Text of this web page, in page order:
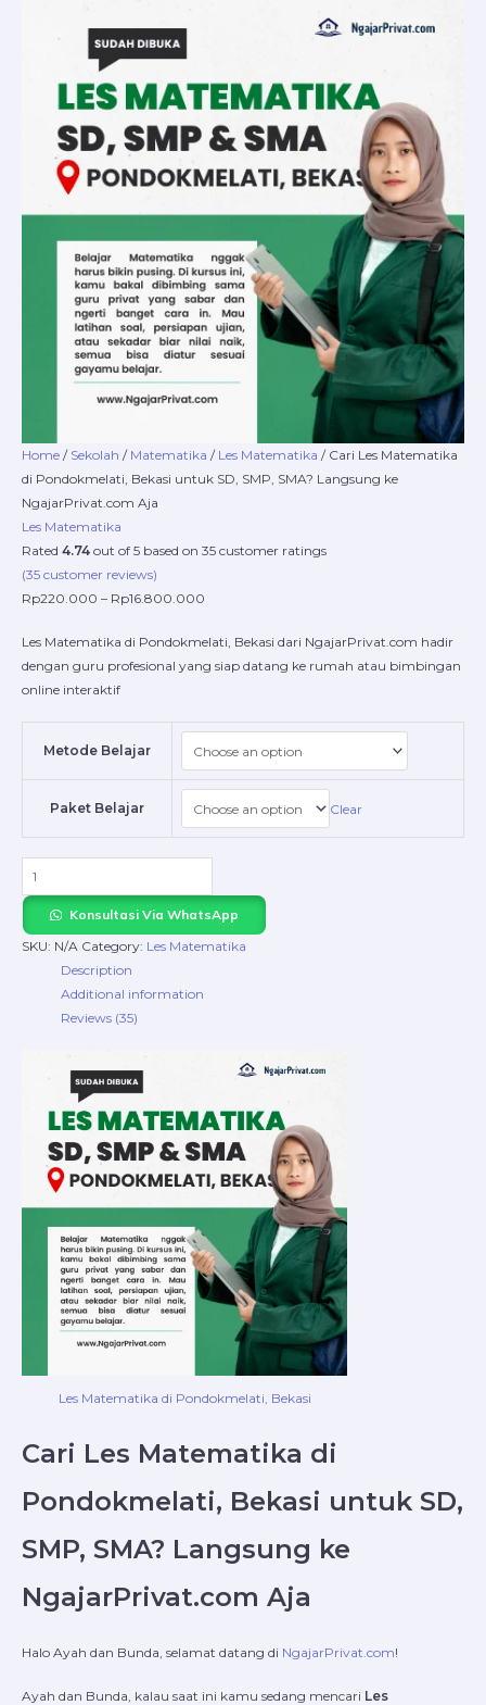
Home / Sekolah / Matematika / Les Matematika / Cari Les Matematika
di Pondokmelati, Bekasi untuk SD, SMP, SMA? Langsung ke
NgajarPrivat.com Aja
Les Matematika
Rated 4.74 out of 5 based on 35 customer ratings
(35 customer reviews)
Rp220.000 – Rp16.800.000
through
Rp16.800.000
Les Matematika di Pondokmelati, Bekasi dari NgajarPrivat.com hadir
dengan guru profesional yang siap datang ke rumah atau bimbingan
online interaktif
Metode Belajar
Paket Belajar Clear
Matematika
Pondokmelati,
Bekasi
untuk
Langsung
NgajarPrivat.com
quantity
Konsultasi Via WhatsApp
SKU: N/A Category: Les Matematika
Description
Additional information
Reviews (35)
Les Matematika di Pondokmelati, Bekasi
Cari Les Matematika di
Pondokmelati, Bekasi untuk SD,
SMP, SMA? Langsung ke
NgajarPrivat.com Aja
Halo Ayah dan Bunda, selamat datang di NgajarPrivat.com!
Ayah dan Bunda, kalau saat ini kamu sedang mencari Les